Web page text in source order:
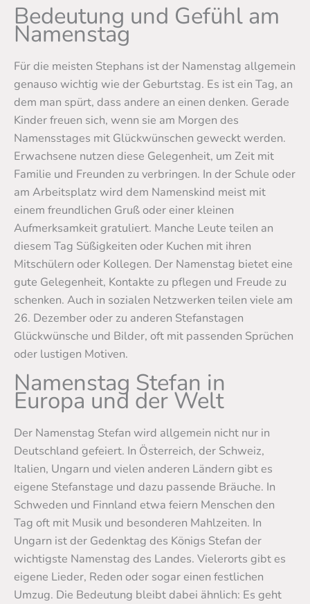
Bedeutung und Gefühl am
Namenstag
Für die meisten Stephans ist der Namenstag allgemein
genauso wichtig wie der Geburtstag. Es ist ein Tag, an
dem man spürt, dass andere an einen denken. Gerade
Kinder freuen sich, wenn sie am Morgen des
Namensstages mit Glückwünschen geweckt werden.
Erwachsene nutzen diese Gelegenheit, um Zeit mit
Familie und Freunden zu verbringen. In der Schule oder
am Arbeitsplatz wird dem Namenskind meist mit
einem freundlichen Gruß oder einer kleinen
Aufmerksamkeit gratuliert. Manche Leute teilen an
diesem Tag Süßigkeiten oder Kuchen mit ihren
Mitschülern oder Kollegen. Der Namenstag bietet eine
gute Gelegenheit, Kontakte zu pflegen und Freude zu
schenken. Auch in sozialen Netzwerken teilen viele am
26. Dezember oder zu anderen Stefanstagen
Glückwünsche und Bilder, oft mit passenden Sprüchen
oder lustigen Motiven.
Namenstag Stefan in
Europa und der Welt
Der Namenstag Stefan wird allgemein nicht nur in
Deutschland gefeiert. In Österreich, der Schweiz,
Italien, Ungarn und vielen anderen Ländern gibt es
eigene Stefanstage und dazu passende Bräuche. In
Schweden und Finnland etwa feiern Menschen den
Tag oft mit Musik und besonderen Mahlzeiten. In
Ungarn ist der Gedenktag des Königs Stefan der
wichtigste Namenstag des Landes. Vielerorts gibt es
eigene Lieder, Reden oder sogar einen festlichen
Umzug. Die Bedeutung bleibt dabei ähnlich: Es geht